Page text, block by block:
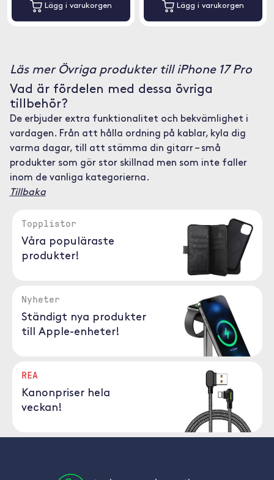
Lägg i varukorgen Lägg i varukorgen
Läs mer Övriga produkter till iPhone 17 Pro
Vad är fördelen med dessa övriga
tillbehör?
De erbjuder extra funktionalitet och bekvämlighet i
vardagen. Från att hålla ordning på kablar, kyla dig
varma dagar, till att stämma din gitarr – små
produkter som gör stor skillnad men som inte faller
inom de vanliga kategorierna.
Tillbaka
Topplistor
Våra populäraste
produkter!
Nyheter
Ständigt nya produkter
till Apple-enheter!
REA
Kanonpriser hela
veckan!